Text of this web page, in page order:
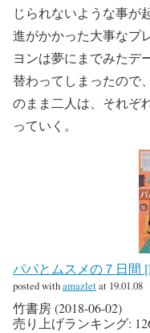
じられないような事が
進がかかった大事なプ
ヨンは夢にまでみたデ
替わってしまったので
のまま二人は、それぞ
っていく。
パパとムスメの７日間
posted withamazletat 19.01.08
竹書房 (2018-06-02)
売り上げランキング: